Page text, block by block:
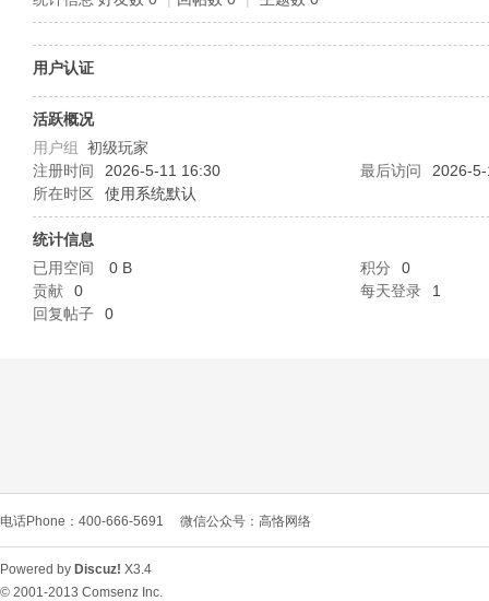
L
用户认证
活跃概况
用户组 初级玩家
注册时间
2026-5-11 16:30 最后访问
2026-
所在时区
使用系统默认
统计信息
已用空间
0 B 积分
0
贡献
0 每天登录
1
回复帖子
0
电话Phone：400-666-5691 微信公众号：高恪网络
Powered by Discuz! X3.4
© 2001-2013 Comsenz Inc.